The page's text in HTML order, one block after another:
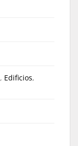
, Edificios,